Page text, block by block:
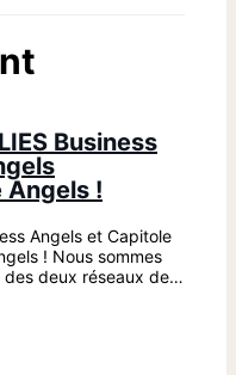
Business
!
Angels et Capitole
! Nous sommes
des deux réseaux de…